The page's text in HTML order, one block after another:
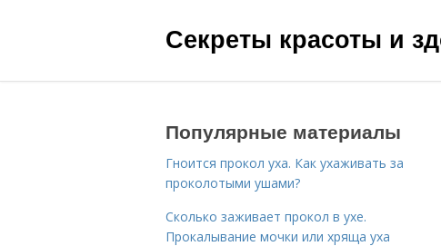
Секреты красоты и
Популярные материалы
Гноится прокол уха. Как ухаживать за
проколотыми ушами?
Сколько заживает прокол в ухе.
Прокалывание мочки или хряща уха